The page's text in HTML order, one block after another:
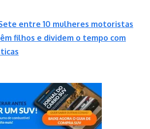
entre 10 mulheres motoristas
filhos e dividem o tempo com